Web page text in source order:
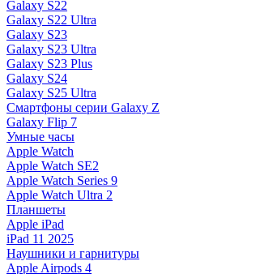
Galaxy S22
Galaxy S22 Ultra
Galaxy S23
Galaxy S23 Ultra
Galaxy S23 Plus
Galaxy S24
Galaxy S25 Ultra
Смартфоны серии Galaxy Z
Galaxy Flip 7
Умные часы
Apple Watch
Apple Watch SE2
Apple Watch Series 9
Apple Watch Ultra 2
Планшеты
Apple iPad
iPad 11 2025
Наушники и гарнитуры
Apple Airpods 4